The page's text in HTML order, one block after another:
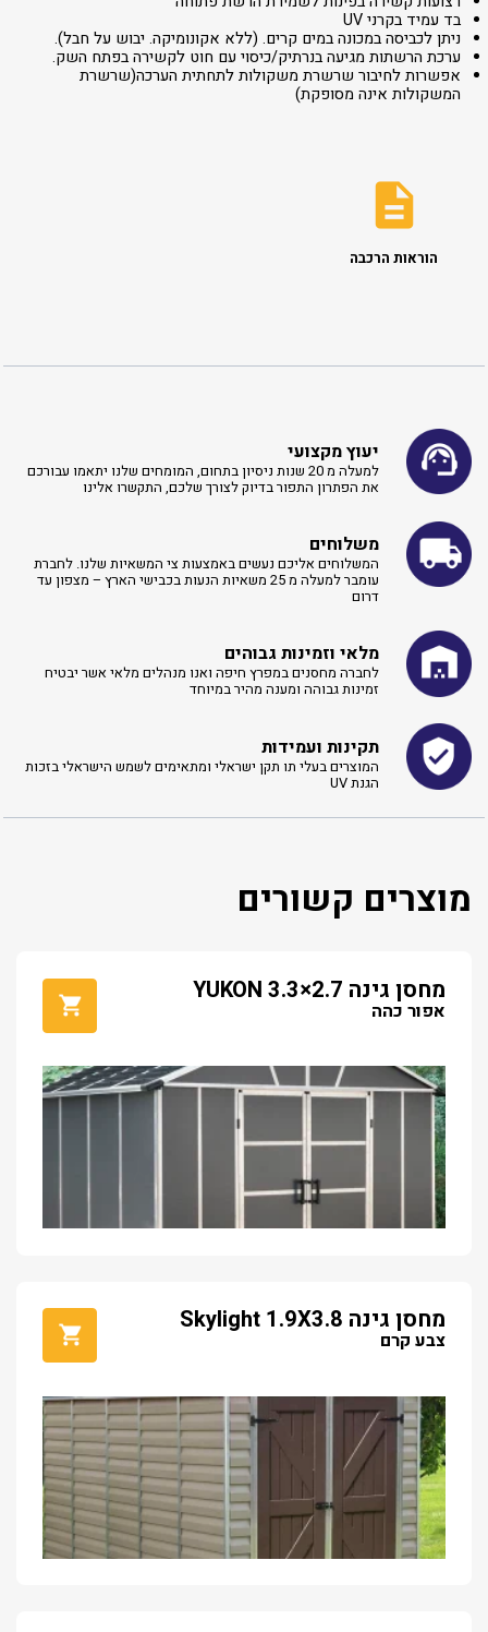
בד עמיד בקרני UV
ניתן לכביסה במכונה במים קרים. (ללא אקונומיקה. יבוש על חבל).
ערכת הרשתות מגיעה בנרתיק/כיסוי עם חוט לקשירה בפתח השק.
אפשרות לחיבור שרשרת משקולות לתחתית הערכה(שרשרת
המשקולות אינה מסופקת)
הוראות הרכבה
יעוץ מקצועי
למעלה מ 20 שנות ניסיון בתחום, המומחים שלנו יתאמו עבורכם
את הפתרון התפור בדיוק לצורך שלכם, התקשרו אלינו ​
משלוחים
המשלוחים אליכם נעשים באמצעות צי המשאיות שלנו. לחברת
עומבר למעלה מ 25 משאיות הנעות בכבישי הארץ – מצפון עד
דרום
מלאי וזמינות גבוהים
לחברה מחסנים במפרץ חיפה ואנו מנהלים מלאי אשר יבטיח
זמינות גבוהה ומענה מהיר במיוחד
תקינות ועמידות
המוצרים בעלי תו תקן ישראלי ומתאימים לשמש הישראלי בזכות
הגנת UV
מוצרים קשורים
מחסן גינה YUKON 3.3×2.7
אפור כהה
מחסן גינה Skylight 1.9X3.8
צבע קרם